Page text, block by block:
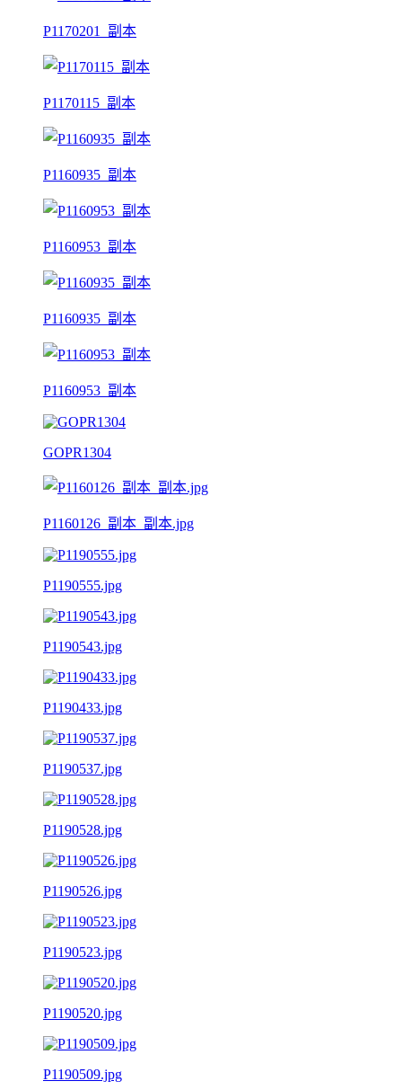
P1170201_副本
P1170115_副本
P1160935_副本
P1160953_副本
P1160935_副本
P1160953_副本
GOPR1304
P1160126_副本_副本.jpg
P1190555.jpg
P1190543.jpg
P1190433.jpg
P1190537.jpg
P1190528.jpg
P1190526.jpg
P1190523.jpg
P1190520.jpg
P1190509.jpg